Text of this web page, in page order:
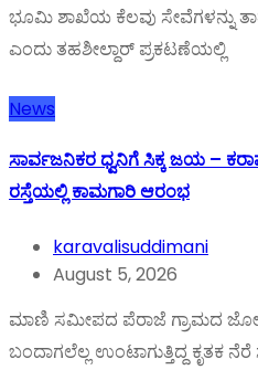
ಭೂಮಿ ಶಾಖೆಯ ಕೆಲವು ಸೇವೆಗಳನ್ನು
ಎಂದು ತಹಶೀಲ್ದಾರ್ ಪ್ರಕಟಣೆಯಲ್ಲಿ
News
ಸಾರ್ವಜನಿಕರ ಧ್ವನಿಗೆ ಸಿಕ್ಕ ಜಯ –
ರಸ್ತೆಯಲ್ಲಿ ಕಾಮಗಾರಿ ಆರಂಭ
karavalisuddimani
August 5, 2026
ಮಾಣಿ ಸಮೀಪದ ಪೆರಾಜೆ ಗ್ರಾಮದ
ಬಂದಾಗಲೆಲ್ಲ ಉಂಟಾಗುತ್ತಿದ್ದ ಕೃತಕ